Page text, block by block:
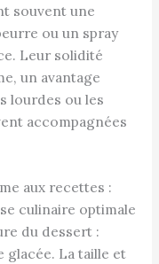
souvent une
ou un spray
Leur solidité
un avantage
lourdes ou les
accompagnées
aux recettes :
culinaire optimale
du dessert :
glacée. La taille et